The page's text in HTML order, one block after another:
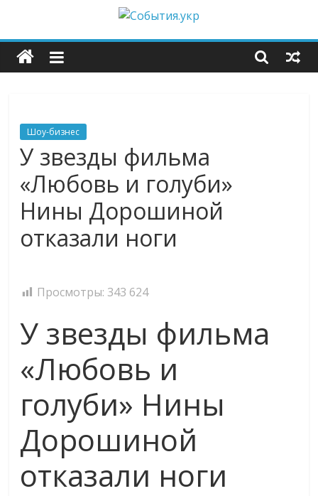
content
События.укр
—
важные
новости
со
всего
мира
каждый
день!
Шоу-бизнес
У звезды фильма
«Любовь и голуби»
Нины Дорошиной
отказали ноги
Просмотры: 343 624
У звезды фильма
«Любовь и
голуби» Нины
Дорошиной
отказали ноги